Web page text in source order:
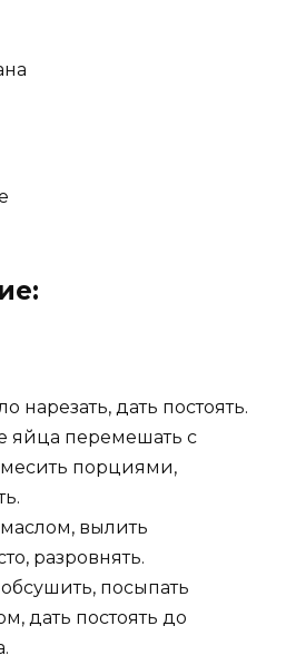
нарезать, дать постоять.
яйца перемешать с
порциями,
вылить
разровнять.
посыпать
дать постоять до